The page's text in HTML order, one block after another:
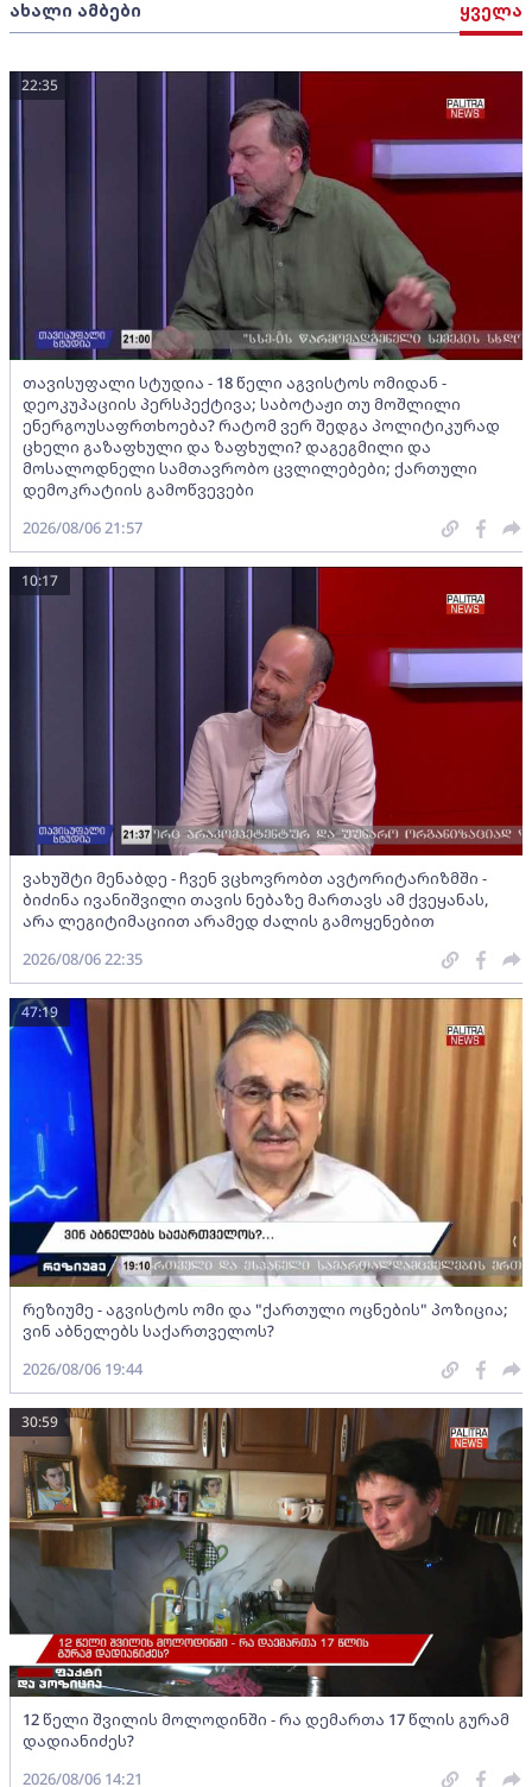
ახალი ამბები ყველა
თავისუფალი სტუდია - 18 წელი აგვისტოს ომიდან -
დეოკუპაციის პერსპექტივა; საბოტაჟი თუ მოშლილი
ენერგოუსაფრთხოება? რატომ ვერ შედგა პოლიტიკურად
ცხელი გაზაფხული და ზაფხული? დაგეგმილი და
მოსალოდნელი სამთავრობო ცვლილებები; ქართული
დემოკრატიის გამოწვევები
22:35
2026/08/06 21:57
ვახუშტი მენაბდე - ჩვენ ვცხოვრობთ ავტორიტარიზმში -
ბიძინა ივანიშვილი თავის ნებაზე მართავს ამ ქვეყანას,
არა ლეგიტიმაციით არამედ ძალის გამოყენებით
10:17
2026/08/06 22:35
რეზიუმე - აგვისტოს ომი და "ქართული ოცნების" პოზიცია;
ვინ აბნელებს საქართველოს?
47:19
2026/08/06 19:44
12 წელი შვილის მოლოდინში - რა დემართა 17 წლის გურამ
დადიანიძეს?
30:59
2026/08/06 14:21